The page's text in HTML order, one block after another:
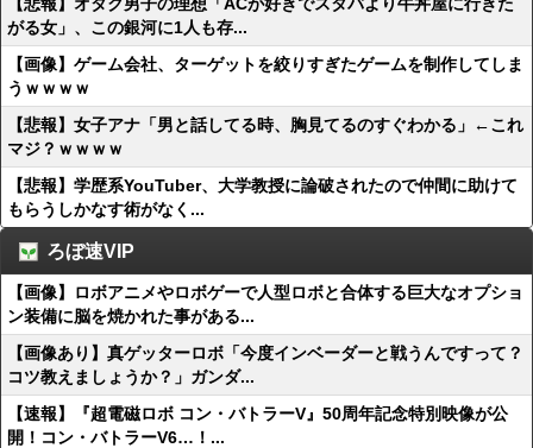
がる女」、この銀河に1人も存...
【画像】ゲーム会社、ターゲットを絞りすぎたゲームを制作してしま
うｗｗｗｗ
【悲報】女子アナ「男と話してる時、胸見てるのすぐわかる」←これ
マジ？ｗｗｗｗ
【悲報】学歴系YouTuber、大学教授に論破されたので仲間に助けて
もらうしかなす術がなく...
ろぼ速VIP
【画像】ロボアニメやロボゲーで人型ロボと合体する巨大なオプショ
ン装備に脳を焼かれた事がある...
【画像あり】真ゲッターロボ「今度インベーダーと戦うんですって？
コツ教えましょうか？」ガンダ...
【速報】『超電磁ロボ コン・バトラーV』50周年記念特別映像が公
開！コン・バトラーV6…！...